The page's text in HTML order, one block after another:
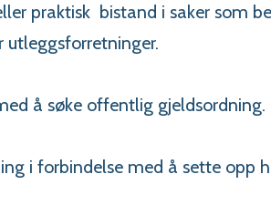
praktisk bistand i saker som
utleggsforretninger.
å søke offentlig gjeldsordning.
i forbindelse med å sette opp